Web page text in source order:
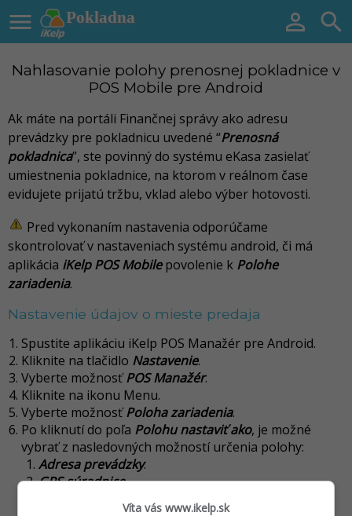
Pokladna
  
Nahlasovanie polohy prenosnej pokladnice v
POS Mobile pre Android
Ak máte na portáli Finančnej správy ako adresu
prevádzky pre pokladnicu uvedené “Prenosná
pokladnica”, ste povinný do systému eKasa zasielať
umiestnenia pokladnice, na ktorom v reálnom čase
evidujete prijatú tržbu, vklad alebo výber hotovosti.
Pred vykonaním nastavenia odporúčame
skontrolovať v nastaveniach systému android, či má
aplikácia iKelp POS Mobilepovolenie k Polohe
zariadenia.
Nastavenie údajov o mieste predaja
Spustite aplikáciu iKelp POS Manažér pre Android.
Kliknite na tlačidlo Nastavenie.
Vyberte možnosťPOS Manažér.
Kliknite na ikonu Menu.
Vyberte možnosťPoloha zariadenia.
Po kliknutí do poľa Polohu nastaviť ako, je možné
vybrať z nasledovných možností určenia polohy:
Adresa prevádzky.
GPS súradnice.
- textový popis polohy
(napr. evidenčné číslo
Víta vás www.ikelp.sk